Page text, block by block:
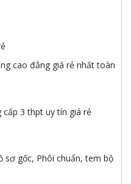
cao đẳng giá rẻ nhất toàn
cấp 3 thpt uy tín giá rẻ
sơ gốc, Phôi chuẩn, tem bộ